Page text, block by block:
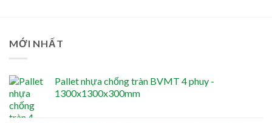
MỚI NHẤT
Pallet nhựa chống tràn BVMT 4 phuy -
1300x1300x300mm